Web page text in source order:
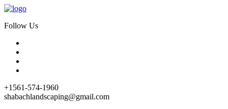
Follow Us
+1561-574-1960
shabachlandscaping@gmail.com